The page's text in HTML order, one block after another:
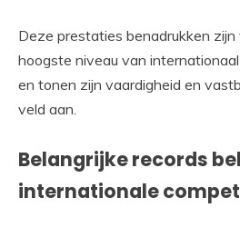
Deze prestaties benadrukken
hoogste niveau van
en tonen zijn vaardigheid en
veld aan.
Belangrijke records
internationale